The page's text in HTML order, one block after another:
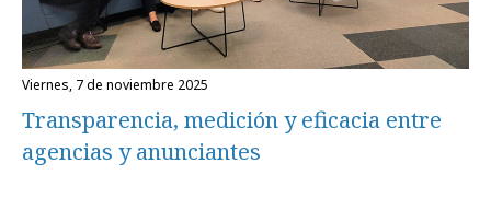
viernes, 7 de noviembre 2025
Transparencia, medición y eficacia entre
agencias y anunciantes